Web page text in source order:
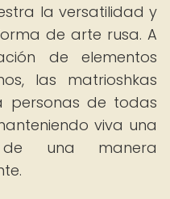
la versatilidad y
de arte rusa. A
de elementos
las matrioshkas
personas de todas
viva una
de una manera